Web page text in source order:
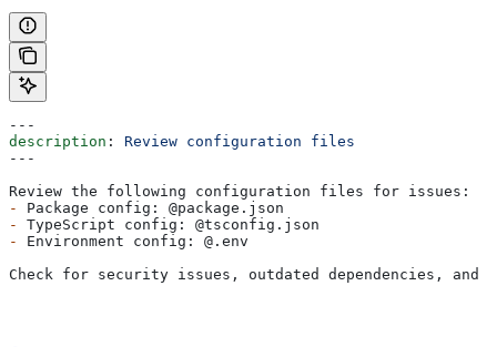
---
description : Review configuration files
---
Review the following configuration files for issues:
-
Package config: @package.json
-
TypeScript config: @tsconfig.json
-
Environment config: @.env
Check for security issues, outdated dependencies, and